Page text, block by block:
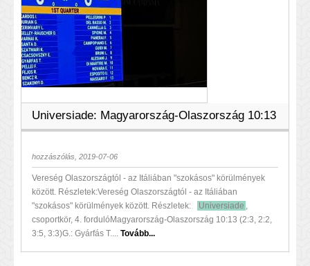
Universiade: Magyarország-Olaszország 10:13
hozzászólás, 2019-07-06
Vereség Olaszországtól - az Itáliában "szokásos" körülmények
között. Részletek:Vereség Olaszországtól - az Itáliában
"szokásos" körülmények között. Részletek:
Universiade ,
csoportkör, 4. fordulóMagyarország-Olaszország 10:13 (2:3, 2:2,
3:5, 3:3)G.: Gyárfás T.... Tovább...